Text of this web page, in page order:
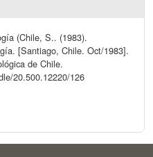
(Chile, S.. (1983).
[Santiago, Chile. Oct/1983].
de Chile.
20.500.12220/126